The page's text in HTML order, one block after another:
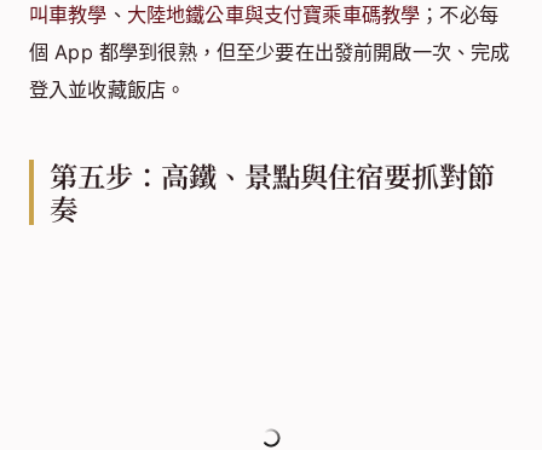
叫車教學 、 大陸地鐵公車與支付寶乘車碼教學 ；不必每
個 App 都學到很熟，但至少要在出發前開啟一次、完成
登入並收藏飯店。
第五步：高鐵、景點與住宿要抓對節
奏